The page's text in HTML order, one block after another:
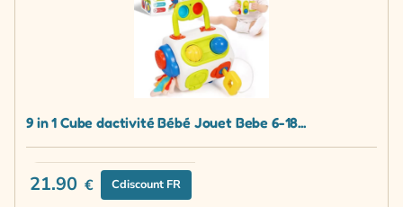
9 in 1 Cube dactivité Bébé Jouet Bebe 6-18...
21.90 € Cdiscount FR